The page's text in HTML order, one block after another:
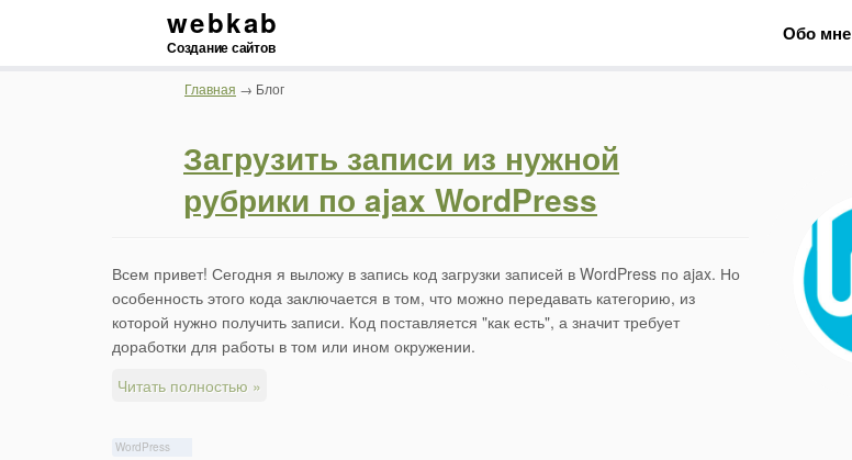
webkab
Создание сайтов
Обо мне
Загрузить записи из нужной
рубрики по ajax WordPress
Всем привет! Сегодня я выложу в запись код загрузки записей в WordPress по ajax. Но
особенность этого кода заключается в том, что можно передавать категорию, из
которой нужно получить записи. Код поставляется "как есть", а значит требует
доработки для работы в том или ином окружении.
Читать полностью »
WordPress
Главная → Блог